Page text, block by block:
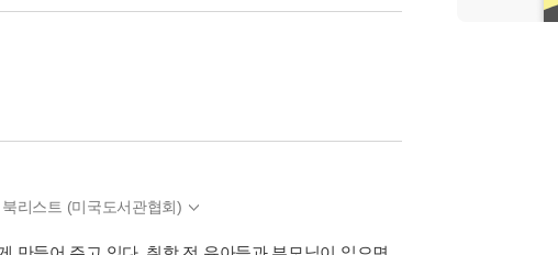
리스트 (미국도서관협회)